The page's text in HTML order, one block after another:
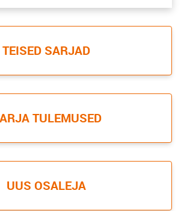
TEISED SARJAD
TULEMUSED
UUS OSALEJA